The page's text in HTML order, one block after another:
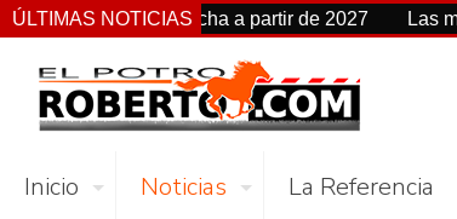
ÚLTIMAS NOTICIAS
cambia de fecha a partir de 2027 Las mejores
Inicio Noticias La Referencia